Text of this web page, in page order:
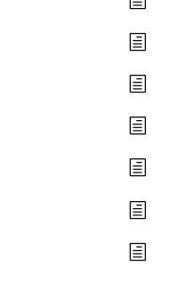
h
h
h
h
h
h